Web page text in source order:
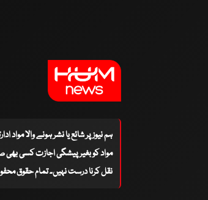
ہم نیوز پر شائع یا نشر ہونے والا
مواد کو بغیر پیشگی اجازت کسی بھی
نقل کرنا درست نہیں۔ تمام حقوق محفوظ